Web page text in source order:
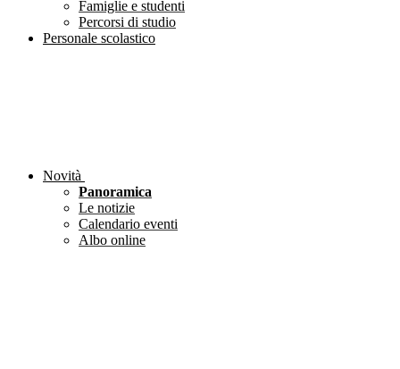
Famiglie e studenti
Percorsi di studio
Personale scolastico
Novità
Panoramica
Le notizie
Calendario eventi
Albo online